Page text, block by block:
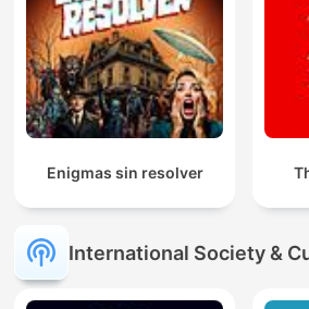
Enigmas sin resolver
International Society &